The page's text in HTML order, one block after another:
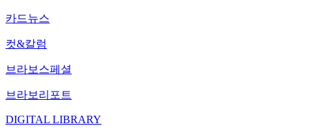
카드뉴스
컷&칼럼
브라보스페셜
브라보리포트
DIGITAL LIBRARY